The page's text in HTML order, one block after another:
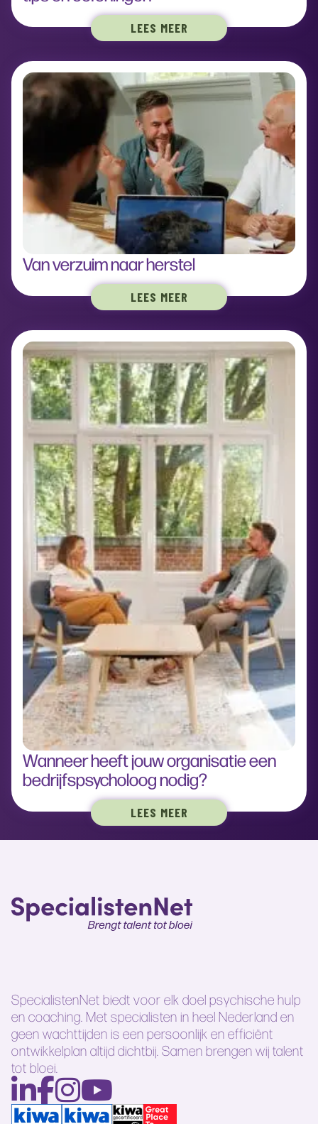
LEES MEER
Van verzuim naar herstel
LEES MEER
Wanneer heeft jouw organisatie een
bedrijfspsycholoog nodig?
LEES MEER
SpecialistenNet biedt voor elk doel psychische hulp
en coaching. Met specialisten in heel Nederland en
geen wachttijden is een persoonlijk en efficiënt
ontwikkelplan altijd dichtbij. Samen brengen wij talent
tot bloei.